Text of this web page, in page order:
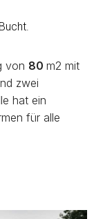
von 80 m2 mit
zwei
hat ein
für alle